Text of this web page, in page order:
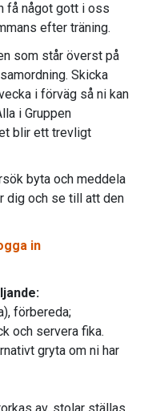
få något gott i oss
efter träning.
som står överst på
Skicka
i förväg så ni kan
i Gruppen
blir ett trevligt
byta och meddela
dig och se till att den
in
förbereda;
och servera fika.
gryta om ni har
av, stolar ställas